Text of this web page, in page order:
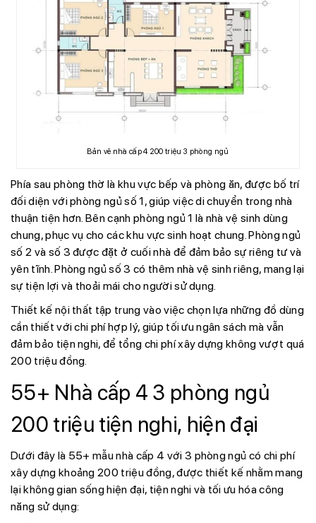
Bản vẽ nhà cấp 4 200 triệu 3 phòng ngủ
Phía sau phòng thờ là khu vực bếp và phòng ăn, được bố trí
đối diện với phòng ngủ số 1, giúp việc di chuyển trong nhà
thuận tiện hơn. Bên cạnh phòng ngủ 1 là nhà vệ sinh dùng
chung, phục vụ cho các khu vực sinh hoạt chung. Phòng ngủ
số 2 và số 3 được đặt ở cuối nhà để đảm bảo sự riêng tư và
yên tĩnh. Phòng ngủ số 3 có thêm nhà vệ sinh riêng, mang lại
sự tiện lợi và thoải mái cho người sử dụng.
Thiết kế nội thất tập trung vào việc chọn lựa những đồ dùng
cần thiết với chi phí hợp lý, giúp tối ưu ngân sách mà vẫn
đảm bảo tiện nghi, để tổng chi phí xây dựng không vượt quá
200 triệu đồng.
55+ Nhà cấp 4 3 phòng ngủ
200 triệu tiện nghi, hiện đại
Dưới đây là 55+ mẫu nhà cấp 4 với 3 phòng ngủ có chi phí
xây dựng khoảng 200 triệu đồng, được thiết kế nhằm mang
lại không gian sống hiện đại, tiện nghi và tối ưu hóa công
năng sử dụng: